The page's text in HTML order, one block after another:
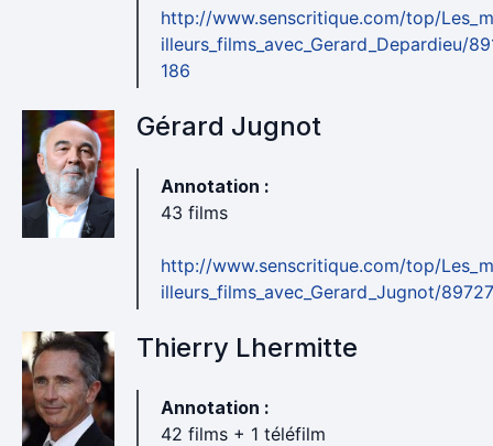
http://www.senscritique.com/top/
illeurs_films_avec_Gerard_Depardieu/
186
Gérard Jugnot
Annotation :
43 films
http://www.senscritique.com/top/
illeurs_films_avec_Gerard_Jugnot/
Thierry Lhermitte
Annotation :
42 films + 1 téléfilm